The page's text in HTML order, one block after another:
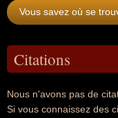
Vous savez où se
Citations
Nous n'avons pas de
Si vous connaissez des